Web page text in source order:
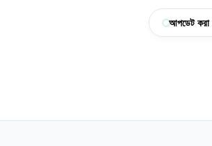
আপডেট করা